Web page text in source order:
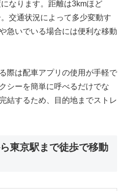
なります。距離は3kmほど
交通状況によって多少変動す
急いでいる場合には便利な移動
際は配車アプリの使用が手軽で
シーを簡単に呼べるだけでな
結するため、目的地までストレ
東京駅まで徒歩で移動